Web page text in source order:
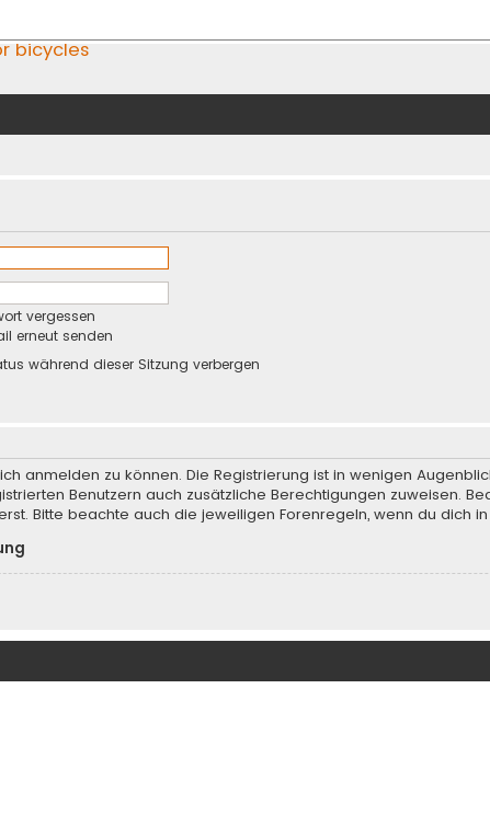
bicycles
vergessen
erneut senden
während dieser Sitzung verbergen
anmelden zu können. Die Registrierung ist in wenigen
Benutzern auch zusätzliche Berechtigungen zuweisen.
Bitte beachte auch die jeweiligen Forenregeln, wenn du dich